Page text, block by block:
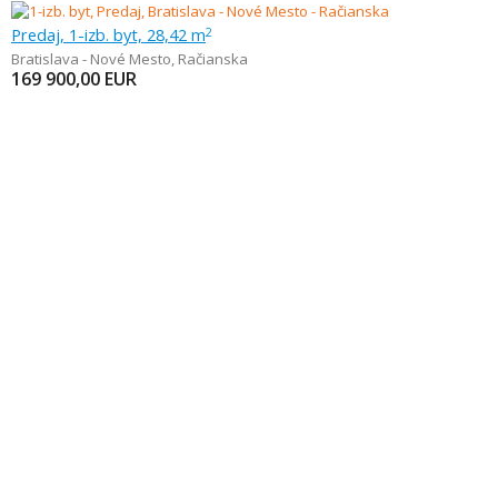
Predaj, 1-izb. byt, 28,42 m2
Bratislava - Nové Mesto, Račianska
169 900,00 EUR